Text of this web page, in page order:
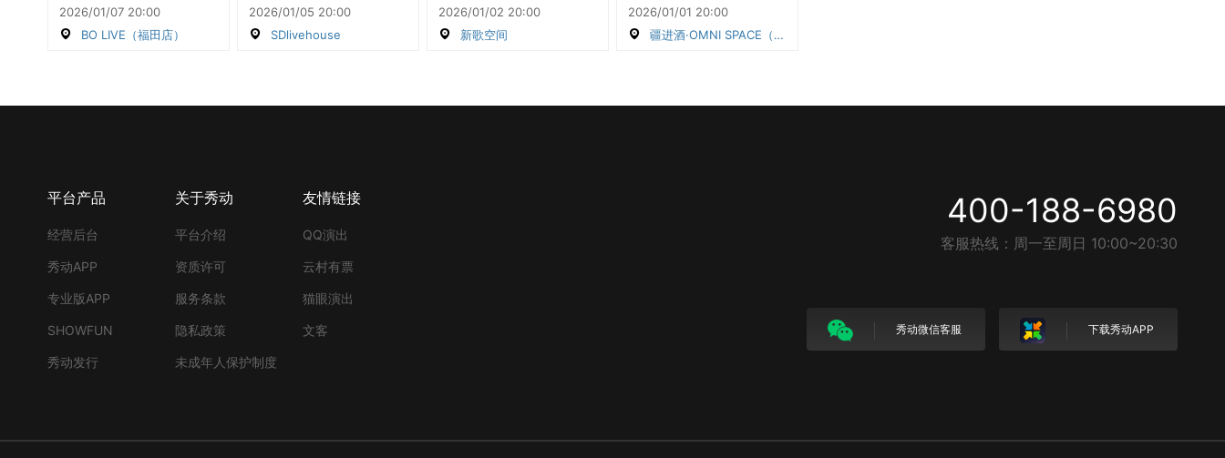
2026/01/07 20:00
BO LIVE（福田店）
2026/01/05 20:00
SDlivehouse
2026/01/02 20:00
新歌空间
2026/01/01 20:00
疆进酒·OMNI SPACE（北京）
平台产品
经营后台
秀动APP
专业版APP
SHOWFUN
秀动发行
关于秀动
平台介绍
资质许可
服务条款
隐私政策
未成年人保护制度
友情链接
QQ演出
云村有票
猫眼演出
文客
400-188-6980
客服热线：周一至周日 10:00~20:30
秀动微信客服 下载秀动APP